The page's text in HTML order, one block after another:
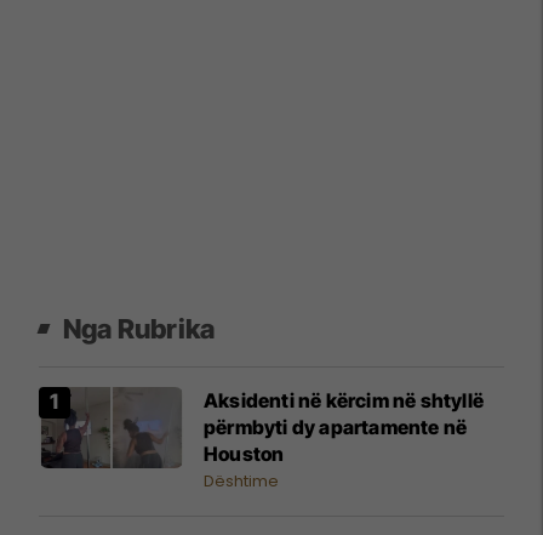
Nga Rubrika
Aksidenti në kërcim në shtyllë
përmbyti dy apartamente në
Houston
Dështime